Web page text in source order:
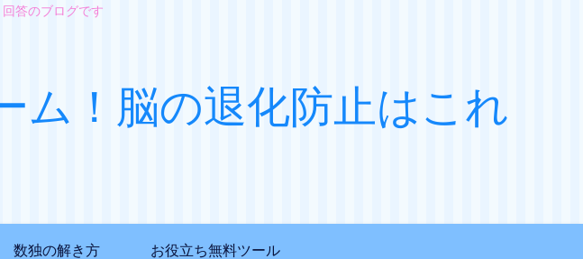
答のブログです
ム！脳の退化防止はこれ
数独の解き方 お役立ち無料ツール